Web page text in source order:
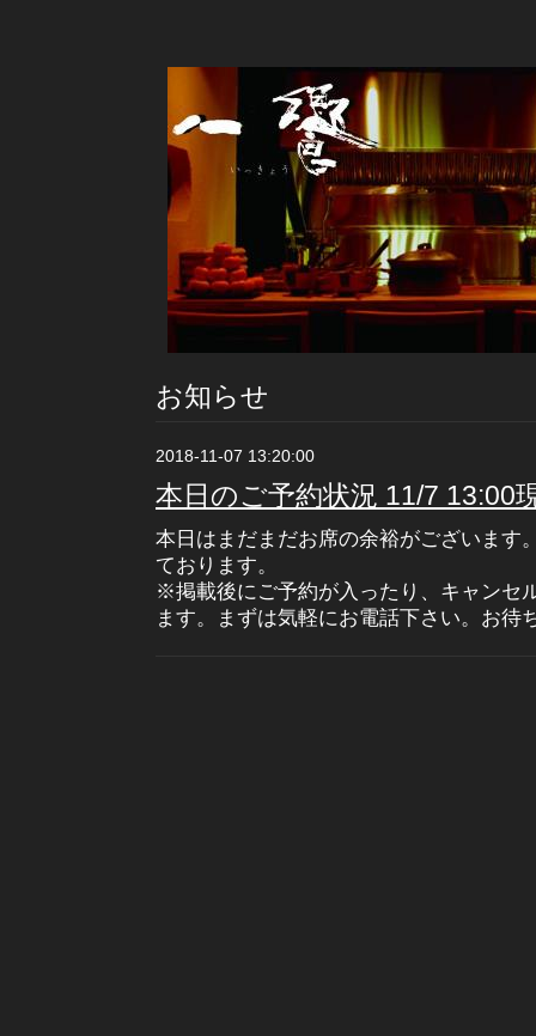
お知らせ
2018-11-07 13:20:00
本日のご予約状況 11/7 13:00
本日はまだまだお席の余裕がございます
ております。
※掲載後にご予約が入ったり、キャンセ
ます。まずは気軽にお電話下さい。お待